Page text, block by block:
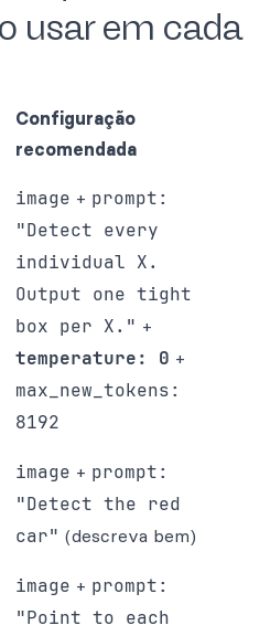
usar em cada
Configuração
recomendada
image + prompt:
"Detect every
individual X.
Output one tight
box per X." +
temperature: 0 +
max_new_tokens:
8192
image + prompt:
"Detect the red
car" (descreva bem)
image + prompt:
"Point to each